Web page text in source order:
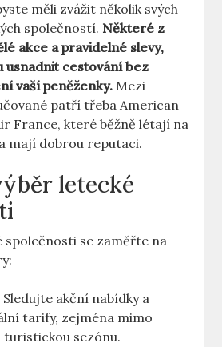
měli zvážit několik svých
společností. Některé z
akce a pravidelné slevy,
usnadnit cestování bez
vaší peněženky. Mezi
patří třeba American
France, které běžně létají na
mají dobrou reputaci.
letecké
společnosti se zaměřte na
Sledujte akční nabídky a
tarify, zejména mimo
turistickou sezónu.